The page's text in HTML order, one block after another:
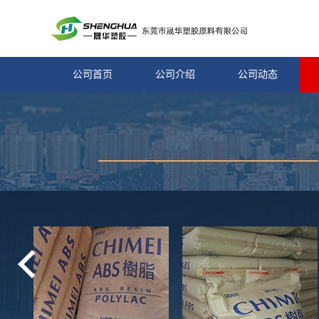
公司首页 公司介绍 公司动态